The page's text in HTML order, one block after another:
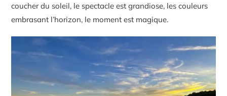
coucher du soleil, le spectacle est grandiose, les couleurs
embrasant l’horizon, le moment est magique.